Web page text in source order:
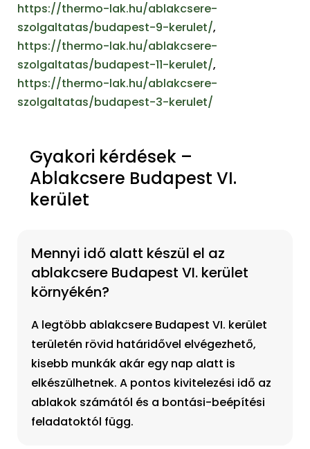
https://thermo-lak.hu/ablakcsere-
szolgaltatas/budapest-9-kerulet/,
https://thermo-lak.hu/ablakcsere-
szolgaltatas/budapest-11-kerulet/,
https://thermo-lak.hu/ablakcsere-
szolgaltatas/budapest-3-kerulet/
Gyakori kérdések –
Ablakcsere Budapest VI.
kerület
Mennyi idő alatt készül el az
ablakcsere Budapest VI. kerület
környékén?
A legtöbb ablakcsere Budapest VI. kerület
területén rövid határidővel elvégezhető,
kisebb munkák akár egy nap alatt is
elkészülhetnek. A pontos kivitelezési idő az
ablakok számától és a bontási-beépítési
feladatoktól függ.